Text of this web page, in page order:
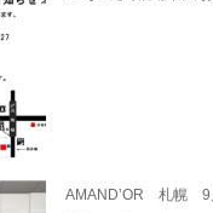
AMAND’OR 札幌 9